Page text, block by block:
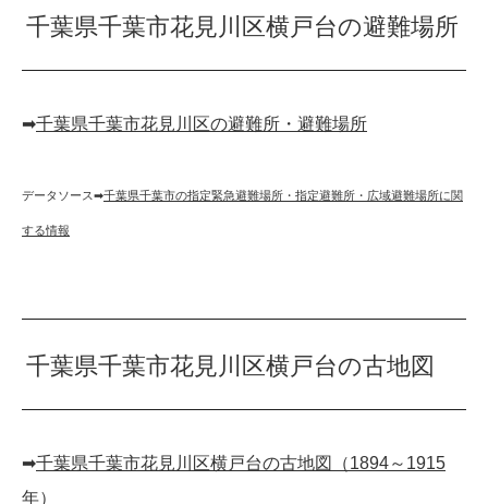
千葉県千葉市花見川区横戸台の避難場所
➡︎千葉県千葉市花見川区の避難所・避難場所
データソース➡︎千葉県千葉市の指定緊急避難場所・指定避難所・広域避難場所に関
する情報
千葉県千葉市花見川区横戸台の古地図
➡︎千葉県千葉市花見川区横戸台の古地図（1894～1915
年）